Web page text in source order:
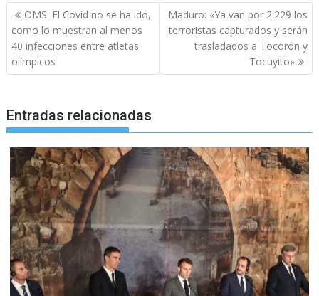
Navegación
de
entradas
OMS: El Covid no se ha ido,
como lo muestran al menos
40 infecciones entre atletas
olímpicos
Maduro: «Ya van por 2.229 los
terroristas capturados y serán
trasladados a Tocorón y
Tocuyito»
Entradas relacionadas